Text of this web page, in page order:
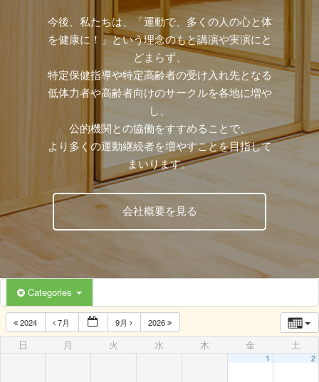
今後、私たちは、「運動で、多くの人の心と体
を健康に！」という理念のもと講演や実演にと
どまらず、
特定保健指導や特定高齢者の受け入れ先となる
低体力者や高齢者向けのサークルを各地に増や
し、
公的機関との協働をすすめることで、
より多くの運動継続者を増やすことを目指して
まいります。
会社概要を見る
Categories
2024 7月 9月 2026
日 月 火 水 木 金 土
1 2